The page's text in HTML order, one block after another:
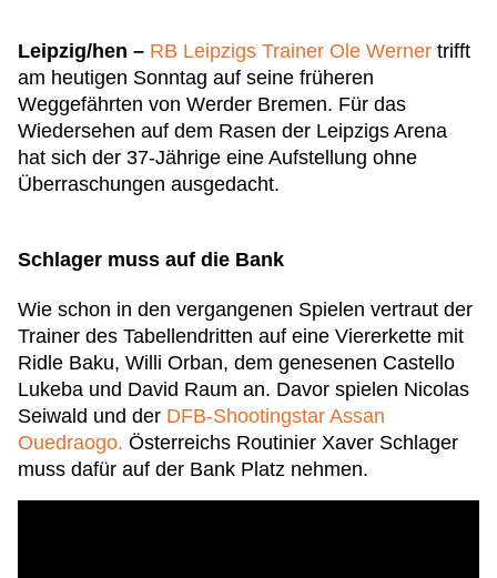
Leipzig/hen – RB Leipzigs Trainer Ole Werner trifft
am heutigen Sonntag auf seine früheren
Weggefährten von Werder Bremen. Für das
Wiedersehen auf dem Rasen der Leipzigs Arena
hat sich der 37-Jährige eine Aufstellung ohne
Überraschungen ausgedacht.
Schlager muss auf die Bank
Wie schon in den vergangenen Spielen vertraut der
Trainer des Tabellendritten auf eine Viererkette mit
Ridle Baku, Willi Orban, dem genesenen Castello
Lukeba und David Raum an. Davor spielen Nicolas
Seiwald und der DFB-Shootingstar Assan
Ouedraogo. Österreichs Routinier Xaver Schlager
muss dafür auf der Bank Platz nehmen.